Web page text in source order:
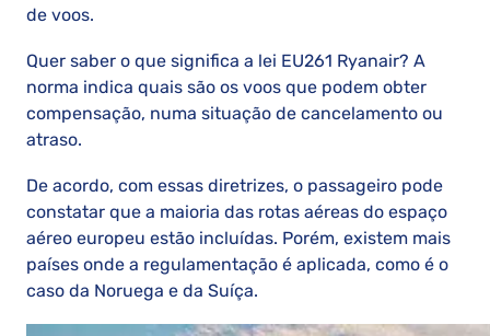
de voos.
Quer saber o que significa a lei EU261 Ryanair? A
norma indica quais são os voos que podem obter
compensação, numa situação de cancelamento ou
atraso.
De acordo, com essas diretrizes, o passageiro pode
constatar que a maioria das rotas aéreas do espaço
aéreo europeu estão incluídas. Porém, existem mais
países onde a regulamentação é aplicada, como é o
caso da Noruega e da Suíça.